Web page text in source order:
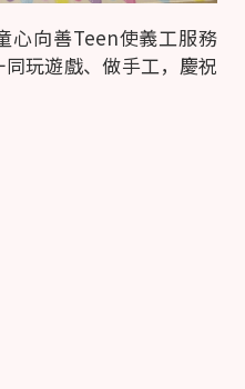
心向善Teen使義工服務
玩遊戲、做手工，慶祝